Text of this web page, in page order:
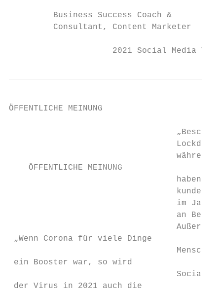
         Business Success Coach &
         Consultant, Content Marketer
2021 Social Media
ÖFFENTLICHE MEINUNG
während
    ÖFFENTLICHE MEINUNG
haben
im Jahr
an
Außerdem
„Wenn Corona für viele Dinge
Menschen
ein Booster war, so wird
Social
der Virus in 2021 auch die